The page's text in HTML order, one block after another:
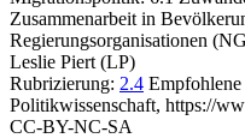
Zusammenarbeit in
Regierungsorganisationen
Leslie Piert (LP)
Rubrizierung: 2.4
Politikwissenschaft, https://
CC-BY-NC-SA